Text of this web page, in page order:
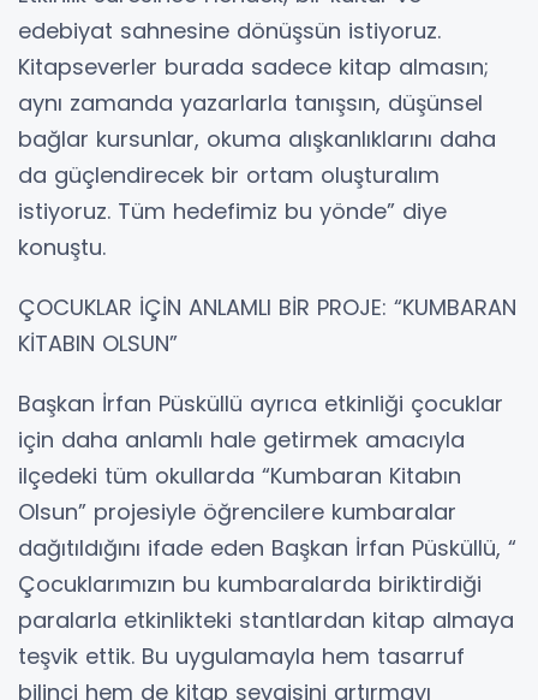
edebiyat sahnesine dönüşsün istiyoruz.
Kitapseverler burada sadece kitap almasın;
aynı zamanda yazarlarla tanışsın, düşünsel
bağlar kursunlar, okuma alışkanlıklarını daha
da güçlendirecek bir ortam oluşturalım
istiyoruz. Tüm hedefimiz bu yönde” diye
konuştu.
ÇOCUKLAR İÇİN ANLAMLI BİR PROJE: “KUMBARAN
KİTABIN OLSUN”
Başkan İrfan Püsküllü ayrıca etkinliği çocuklar
için daha anlamlı hale getirmek amacıyla
ilçedeki tüm okullarda “Kumbaran Kitabın
Olsun” projesiyle öğrencilere kumbaralar
dağıtıldığını ifade eden Başkan İrfan Püsküllü, “
Çocuklarımızın bu kumbaralarda biriktirdiği
paralarla etkinlikteki stantlardan kitap almaya
teşvik ettik. Bu uygulamayla hem tasarruf
bilinci hem de kitap sevgisini artırmayı